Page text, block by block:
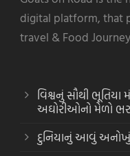
digital platform, that
travel & Food
વિશ્વનું સૌથી ભૂતિયા
અઘોરીઓનો મેળો
દુનિયાનું આવું અનોખું